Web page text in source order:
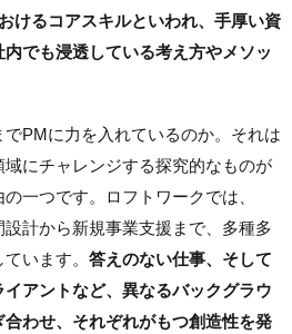
けるコアスキルといわれ、手厚い資
でも浸透している考え方やメソッ
PMに力を入れているのか。それは
にチャレンジする探究的なものが
一つです。ロフトワークでは、
計から新規事業支援まで、多種多
います。 答えのない仕事、そして
アントなど、異なるバックグラウ
わせ、それぞれがもつ創造性を発